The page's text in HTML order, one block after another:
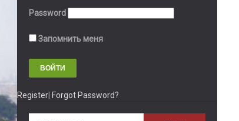
Password
Запомнить меня
Register Forgot Password?